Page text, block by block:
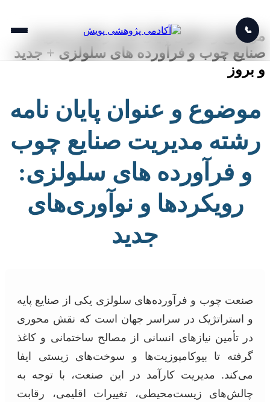
📞
موضوع و عنوان پایان نامه رشته مدیریت
صنایع چوب و فرآورده های سلولزی + جدید
و بروز
موضوع و عنوان پایان نامه
رشته مدیریت صنایع چوب
و فرآورده های سلولزی:
رویکردها و نوآوری‌های
جدید
صنعت چوب و فرآورده‌های سلولزی یکی از صنایع پایه
و استراتژیک در سراسر جهان است که نقش محوری
در تأمین نیازهای انسانی از مصالح ساختمانی و کاغذ
گرفته تا بیوکامپوزیت‌ها و سوخت‌های زیستی ایفا
می‌کند. مدیریت کارآمد در این صنعت، با توجه به
چالش‌های زیست‌محیطی، تغییرات اقلیمی، رقابت